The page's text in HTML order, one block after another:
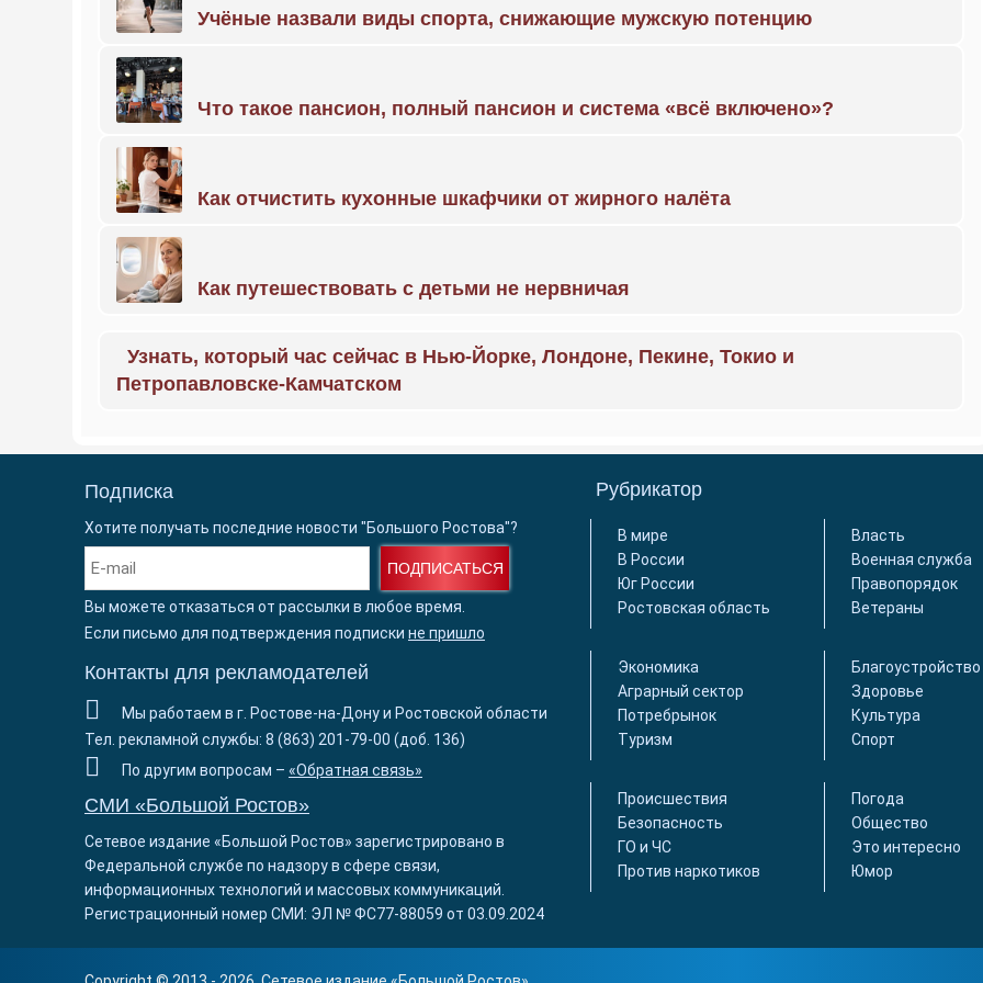
Учёные назвали виды спорта, снижающие мужскую потенцию
Что такое пансион, полный пансион и система «всё включено»?
Как отчистить кухонные шкафчики от жирного налёта
Как путешествовать с детьми не нервничая
Узнать, который час сейчас в Нью-Йорке, Лондоне, Пекине, Токио и
Петропавловске-Камчатском
Подписка
Хотите получать последние новости "Большого Ростова"?
ПОДПИСАТЬСЯ
Вы можете отказаться от рассылки в любое время.
Если письмо для подтверждения подписки не пришло
Контакты для рекламодателей
Мы работаем в г. Ростове-на-Дону и Ростовской области
Тел. рекламной службы: 8 (863) 201-79-00 (доб. 136)
По другим вопросам – «Обратная связь»
СМИ «Большой Ростов»
Сетевое издание «Большой Ростов» зарегистрировано в
Федеральной службе по надзору в сфере связи,
информационных технологий и массовых коммуникаций.
Регистрационный номер СМИ: ЭЛ № ФС77-88059 от 03.09.2024
Рубрикатор
В мире
В России
Юг России
Ростовская область
Власть
Военная служба
Правопорядок
Ветераны
Экономика
Аграрный сектор
Потребрынок
Туризм
Благоустройство
Здоровье
Культура
Спорт
Происшествия
Безопасность
ГО и ЧС
Против наркотиков
Погода
Общество
Это интересно
Юмор